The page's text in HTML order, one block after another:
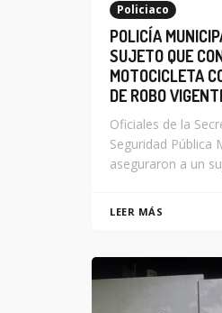
Policiaco
POLICÍA
SUJETO QUE
MOTOCICLETA
DE ROBO
Oficiales de la
Seguridad Pública
aseguraron a un
LEER MÁS